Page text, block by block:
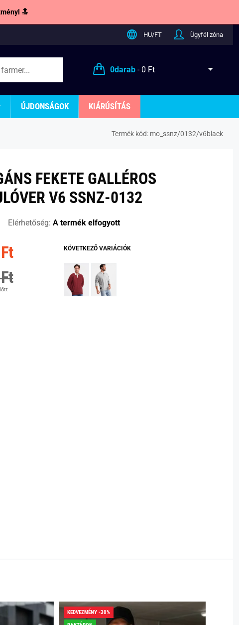
🔝
HU/FT Ügyfél zóna
0darab- 0 Ft
ÚJDONSÁGOK KIÁRÚSÍTÁS
Termék kód: mo_ssnz/0132/v6black
FEKETE GALLÉROS
V6 SSNZ-0132
Elérhetőség: A termék elfogyott
KÖVETKEZŐ VARIÁCIÓK
KEDVEZMÉNY -30%